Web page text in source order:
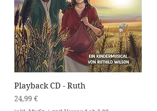
Playback CD - Ruth
Preis
24,99 €